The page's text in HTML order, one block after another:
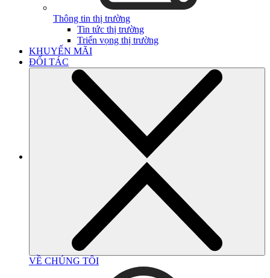
Thông tin thị trường
Tin tức thị trường
Triển vọng thị trường
KHUYẾN MÃI
ĐỐI TÁC
VỀ CHÚNG TÔI